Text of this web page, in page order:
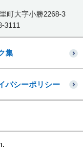
町大字小勝2268-3
3111
集
バシーポリシー